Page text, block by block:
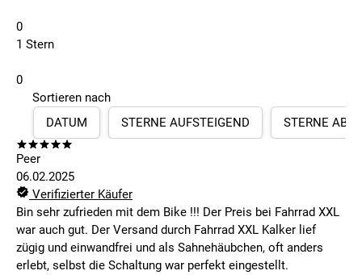
0
1 Stern
0
Sortieren nach
DATUM
STERNE AUFSTEIGEND STERNE
Peer
06.02.2025
Verifizierter Käufer
Bin sehr zufrieden mit dem Bike !!! Der Preis bei Fahrrad XXL
war auch gut. Der Versand durch Fahrrad XXL Kalker lief
zügig und einwandfrei und als Sahnehäubchen, oft anders
erlebt, selbst die Schaltung war perfekt eingestellt.